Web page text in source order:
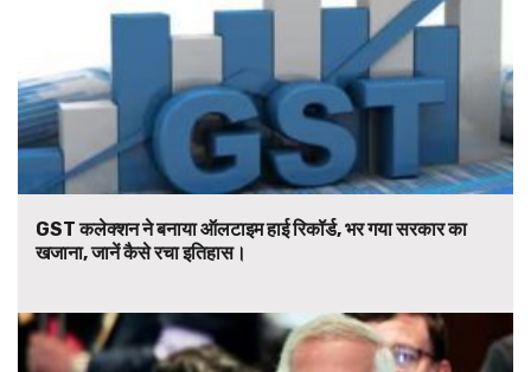
GST कलेक्शन ने बनाया ऑलटाइम हाई रिकॉर्ड, भर गया सरकार का
खजाना, जानें कैसे रचा इतिहास।